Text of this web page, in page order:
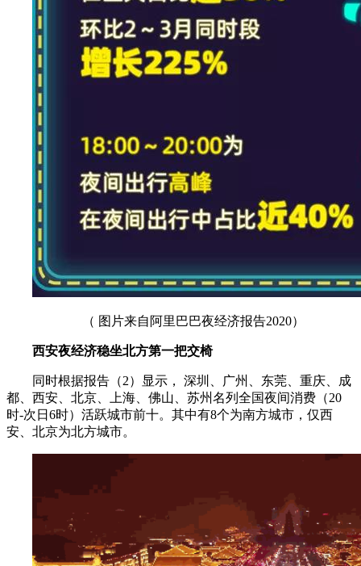
（ 图片来自阿里巴巴夜经济报告2020）
西安夜经济稳坐北方第一把交椅
同时根据报告（2）显示， 深圳、广州、东莞、重庆、成
都、西安、北京、上海、佛山、苏州名列全国夜间消费（20
时-次日6时）活跃城市前十。其中有8个为南方城市，仅西
安、北京为北方城市。